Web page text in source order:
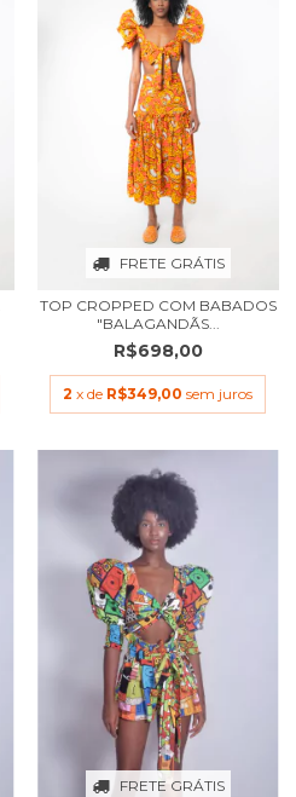
FRETE GRÁTIS
TOP CROPPED COM BABADOS
"BALAGANDÃS...
R$698,00
2 x de R$349,00 sem juros
FRETE GRÁTIS